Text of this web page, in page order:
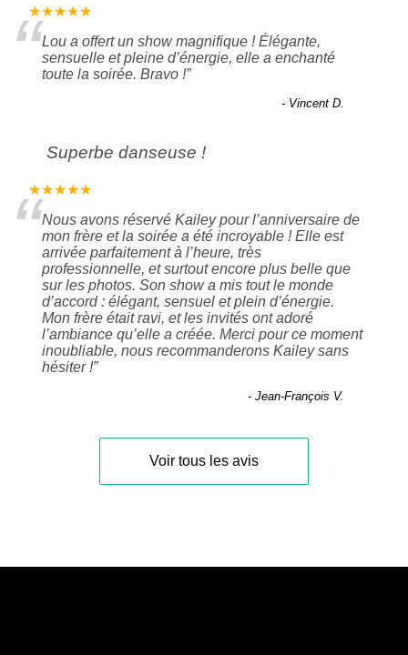
★★★★★
“Lou a offert un show magnifique ! Élégante,
sensuelle et pleine d’énergie, elle a enchanté
toute la soirée. Bravo !”
- Vincent D.
Superbe danseuse !
★★★★★
“Nous avons réservé Kailey pour l’anniversaire de
mon frère et la soirée a été incroyable ! Elle est
arrivée parfaitement à l’heure, très
professionnelle, et surtout encore plus belle que
sur les photos. Son show a mis tout le monde
d’accord : élégant, sensuel et plein d’énergie.
Mon frère était ravi, et les invités ont adoré
l’ambiance qu’elle a créée. Merci pour ce moment
inoubliable, nous recommanderons Kailey sans
hésiter !”
- Jean-François V.
Voir tous les avis